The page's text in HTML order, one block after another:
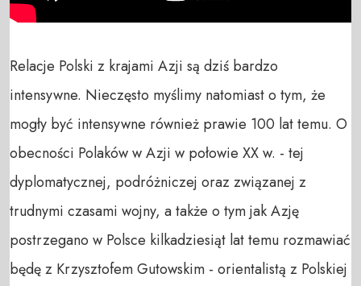
Relacje Polski z krajami Azji są dziś bardzo
intensywne. Nieczęsto myślimy natomiast o tym, że
mogły być intensywne również prawie 100 lat temu. O
obecności Polaków w Azji w połowie XX w. - tej
dyplomatycznej, podróżniczej oraz związanej z
trudnymi czasami wojny, a także o tym jak Azję
postrzegano w Polsce kilkadziesiąt lat temu rozmawiać
będę z Krzysztofem Gutowskim - orientalistą z Polskiej